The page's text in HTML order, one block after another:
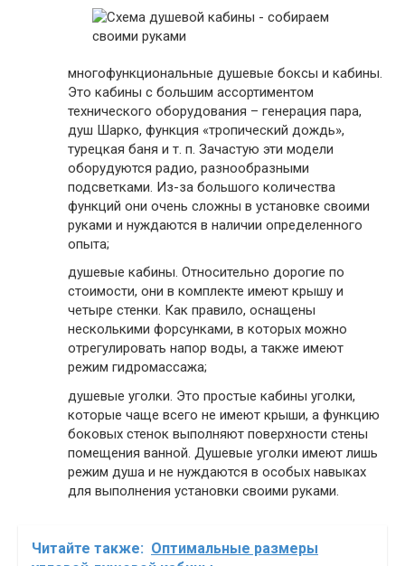
многофункциональные душевые боксы и кабины.
Это кабины с большим ассортиментом
технического оборудования – генерация пара,
душ Шарко, функция «тропический дождь»,
турецкая баня и т. п. Зачастую эти модели
оборудуются радио, разнообразными
подсветками. Из-за большого количества
функций они очень сложны в установке своими
руками и нуждаются в наличии определенного
опыта;
душевые кабины. Относительно дорогие по
стоимости, они в комплекте имеют крышу и
четыре стенки. Как правило, оснащены
несколькими форсунками, в которых можно
отрегулировать напор воды, а также имеют
режим гидромассажа;
душевые уголки. Это простые кабины уголки,
которые чаще всего не имеют крыши, а функцию
боковых стенок выполняют поверхности стены
помещения ванной. Душевые уголки имеют лишь
режим душа и не нуждаются в особых навыках
для выполнения установки своими руками.
Читайте также: Оптимальные размеры